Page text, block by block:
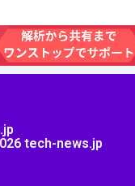
tech-news.jp